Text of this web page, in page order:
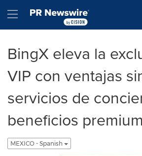
Hamburger menu
BingX eleva la
VIP con ventajas
servicios de
beneficios premium
MEXICO - Spanish